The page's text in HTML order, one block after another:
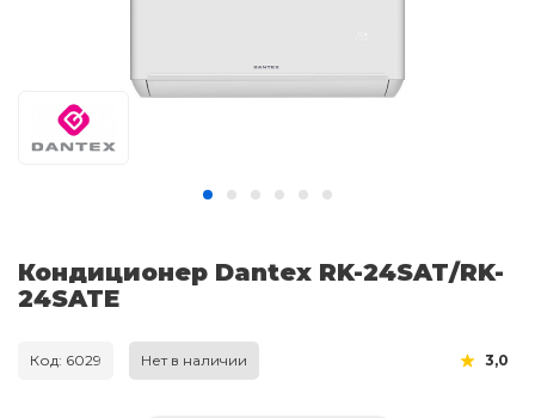
Кондиционер Dantex RK-24SAT/RK-
24SATE
Код: 6029 Нет в наличии 3,0